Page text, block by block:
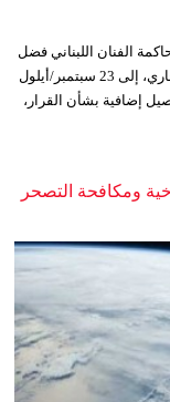
الفنان اللبناني فضل
شاكر، التي كانت مقرر عقدها في 5 أغسطس/آب الجاري، إلى 23 سبتمبر/أيلول
إضافية بشأن القرار،
ومكافحة التصحر